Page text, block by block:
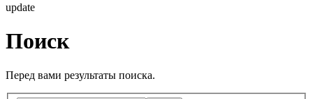
update
Поиск
Перед вами результаты поиска.